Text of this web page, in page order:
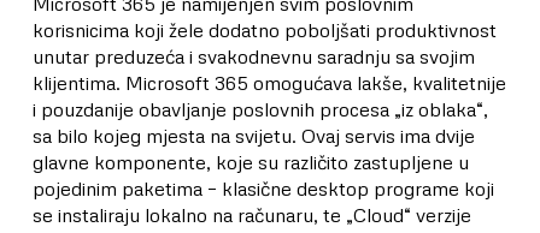
korisnicima koji žele dodatno poboljšati produktivnost
unutar preduzeća i svakodnevnu saradnju sa svojim
klijentima. Microsoft 365 omogućava lakše, kvalitetnije
i pouzdanije obavljanje poslovnih procesa „iz oblaka“,
sa bilo kojeg mjesta na svijetu. Ovaj servis ima dvije
glavne komponente, koje su različito zastupljene u
pojedinim paketima – klasične desktop programe koji
se instaliraju lokalno na računaru, te „Cloud“ verzije